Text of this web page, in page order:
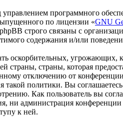
программного
по лицензии «GNU
строго связаны с
содержания и/или
оскорбительных,
страны, страны, которая
отключению от
такой политики. Вы
Как пользователь вы
ни администрация
к ней.